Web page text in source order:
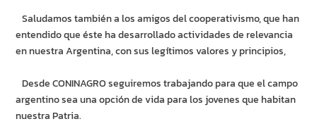
Saludamos también a los amigos del cooperativismo, que han
entendido que éste ha desarrollado actividades de relevancia
en nuestra Argentina, con sus legítimos valores y principios,
Desde CONINAGRO seguiremos trabajando para que el campo
argentino sea una opción de vida para los jovenes que habitan
nuestra Patria.